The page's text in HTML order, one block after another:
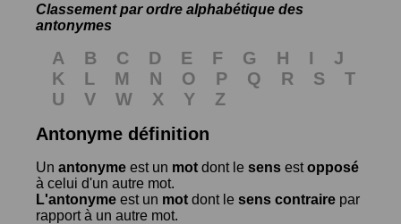
Classement par ordre alphabétique des
antonymes
A B C D E F G H I
J
K
L M N O P Q R S
T
U
V W X Y
Z
Antonyme définition
Un antonyme est un mot dont le sens estopposé
à celui d'un autre mot.
L'antonyme est un mot dont le sens contraire par
rapport à un autre mot.